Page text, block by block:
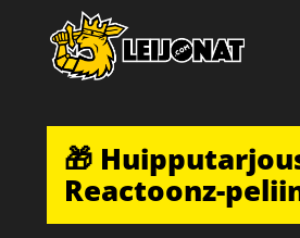
🎁
Reactoonz-